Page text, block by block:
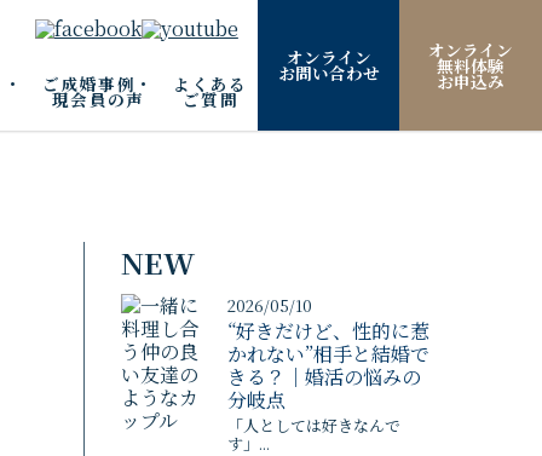
ご成婚事例・
現会員の声
よくある
ご質問
オンライン
お問い合わせ
オンライン
無料体験
お申込み
NEW
2026/05/10
“好きだけど、性的に惹
かれない”相手と結婚で
きる？｜婚活の悩みの
分岐点
「人としては好きなんで
す」...